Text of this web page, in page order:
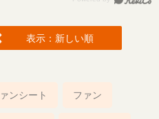
表示：新しい順
ンシート ファン